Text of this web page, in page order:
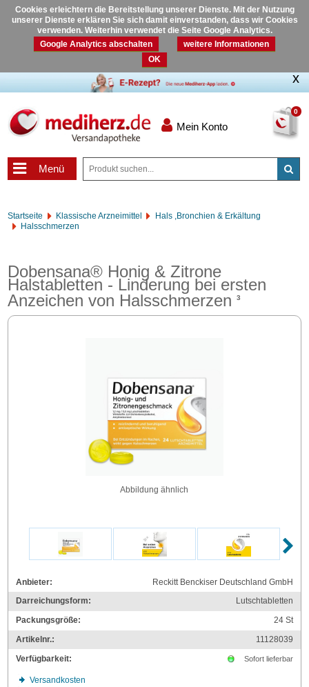
Cookies erleichtern die Bereitstellung unserer Dienste. Mit der Nutzung
unserer Dienste erklären Sie sich damit einverstanden, dass wir Cookies
verwenden. Weiterhin verwendet die Seite Google Analytics.
Google Analytics abschalten
weitere Informationen
OK
0
Mein Konto
Menü
Startseite Klassische Arzneimittel
Hals ,Bronchien & Erkältung
Halsschmerzen
Dobensana® Honig & Zitrone
Halstabletten - Linderung bei ersten
Anzeichen von Halsschmerzen3
Abbildung ähnlich
Anbieter:
Reckitt Benckiser Deutschland GmbH
Darreichungsform:
Lutschtabletten
Packungsgröße:
24St
Artikelnr.:
11128039
Verfügbarkeit:
Sofort lieferbar
Versandkosten